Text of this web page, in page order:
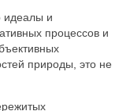
идеалы и
процессов и
природы, это не